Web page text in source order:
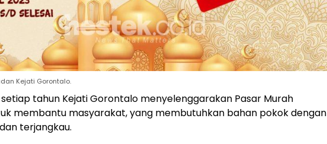
Kejati Gorontalo.
tahun Kejati Gorontalo menyelenggarakan Pasar Murah
membantu masyarakat, yang membutuhkan bahan pokok dengan
terjangkau.